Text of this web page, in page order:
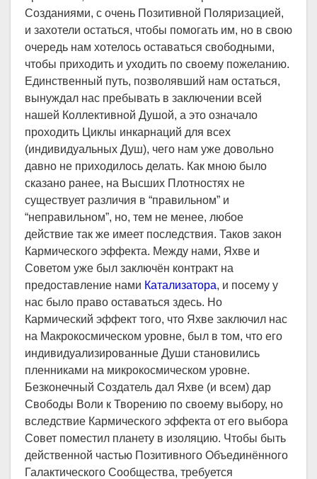
Созданиями, с очень Позитивной Поляризацией,
и захотели остаться, чтобы помогать им, но в свою
очередь нам хотелось оставаться свободными,
чтобы приходить и уходить по своему пожеланию.
Единственный путь, позволявший нам остаться,
вынуждал нас пребывать в заключении всей
нашей Коллективной Душой, а это означало
проходить Циклы инкарнаций для всех
(индивидуальных Душ), чего нам уже довольно
давно не приходилось делать. Как мною было
сказано ранее, на Высших Плотностях не
существует различия в “правильном” и
“неправильном”, но, тем не менее, любое
действие так же имеет последствия. Таков закон
Кармического эффекта. Между нами, Яхве и
Советом уже был заключён контракт на
предоставление нами Катализатора, и посему у
нас было право оставаться здесь. Но
Кармический эффект того, что Яхве заключил нас
на Макрокосмическом уровне, был в том, что его
индивидуализированные Души становились
пленниками на микрокосмическом уровне.
Безконечный Создатель дал Яхве (и всем) дар
Свободы Воли к Творению по своему выбору, но
вследствие Кармического эффекта от его выбора
Совет поместил планету в изоляцию. Чтобы быть
действенной частью Позитивного Объединённого
Галактического Сообщества, требуется